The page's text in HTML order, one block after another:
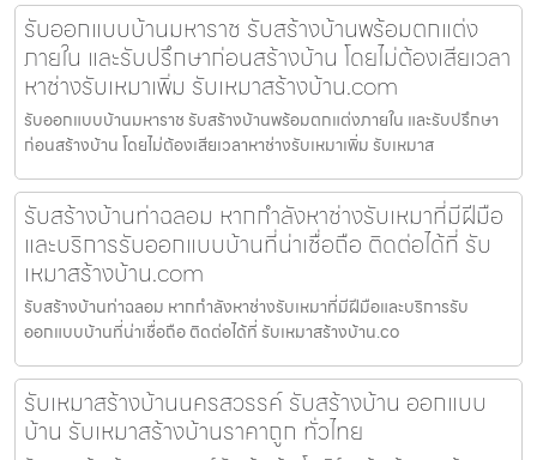
รับออกแบบบ้านมหาราช รับสร้างบ้านพร้อมตกแต่ง
ภายใน และรับปรึกษาก่อนสร้างบ้าน โดยไม่ต้องเสียเวลา
หาช่างรับเหมาเพิ่ม รับเหมาสร้างบ้าน.com
รับออกแบบบ้านมหาราช รับสร้างบ้านพร้อมตกแต่งภายใน และรับปรึกษา
ก่อนสร้างบ้าน โดยไม่ต้องเสียเวลาหาช่างรับเหมาเพิ่ม รับเหมาส
รับสร้างบ้านท่าฉลอม หากกำลังหาช่างรับเหมาที่มีฝีมือ
และบริการรับออกแบบบ้านที่น่าเชื่อถือ ติดต่อได้ที่ รับ
เหมาสร้างบ้าน.com
รับสร้างบ้านท่าฉลอม หากกำลังหาช่างรับเหมาที่มีฝีมือและบริการรับ
ออกแบบบ้านที่น่าเชื่อถือ ติดต่อได้ที่ รับเหมาสร้างบ้าน.co
รับเหมาสร้างบ้านนครสวรรค์ รับสร้างบ้าน ออกแบบ
บ้าน รับเหมาสร้างบ้านราคาถูก ทั่วไทย